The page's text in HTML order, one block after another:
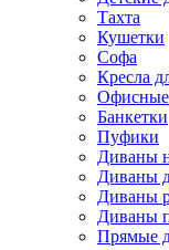
Тахта
Кушетки
Софа
Кресла
Банкетки
Пуфики
Диваны
Диваны
Диваны
Диваны
Прямые